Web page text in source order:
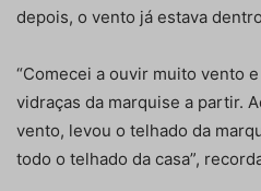
depois, o vento já estava
“Comecei a ouvir muito vento
vidraças da marquise a partir.
vento, levou o telhado da
todo o telhado da casa”,